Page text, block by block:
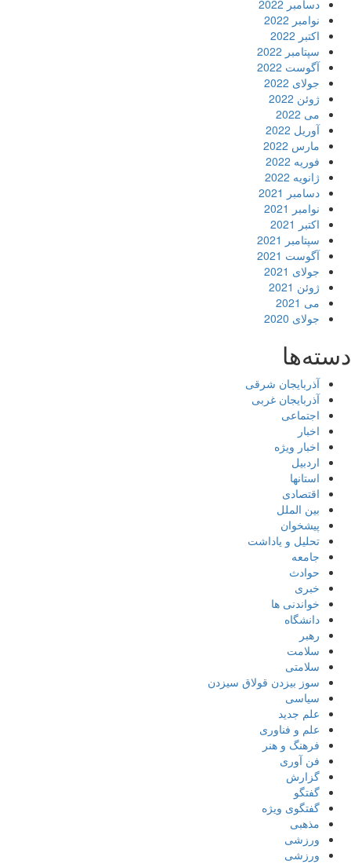
دسامبر 2022
نوامبر 2022
اکتبر 2022
سپتامبر 2022
آگوست 2022
جولای 2022
ژوئن 2022
می 2022
آوریل 2022
مارس 2022
فوریه 2022
ژانویه 2022
دسامبر 2021
نوامبر 2021
اکتبر 2021
سپتامبر 2021
آگوست 2021
جولای 2021
ژوئن 2021
می 2021
جولای 2020
دسته‌ها
آذربایجان شرقی
آذربایجان غربی
اجتماعی
اخبار
اخبار ویژه
اردبیل
استانها
اقتصادی
بین الملل
پیشخوان
تحلیل و یاداشت
جامعه
حوادث
خبری
خواندنی ها
دانشگاه
رهبر
سلامت
سلامتی
سوز بیزدن قولاق سیزدن
سیاسی
علم جدید
علم و فناوری
فرهنگ و هنر
فن آوری
گزارش
گفتگو
گفتگوی ویژه
مذهبی
ورزشی
ورزشی